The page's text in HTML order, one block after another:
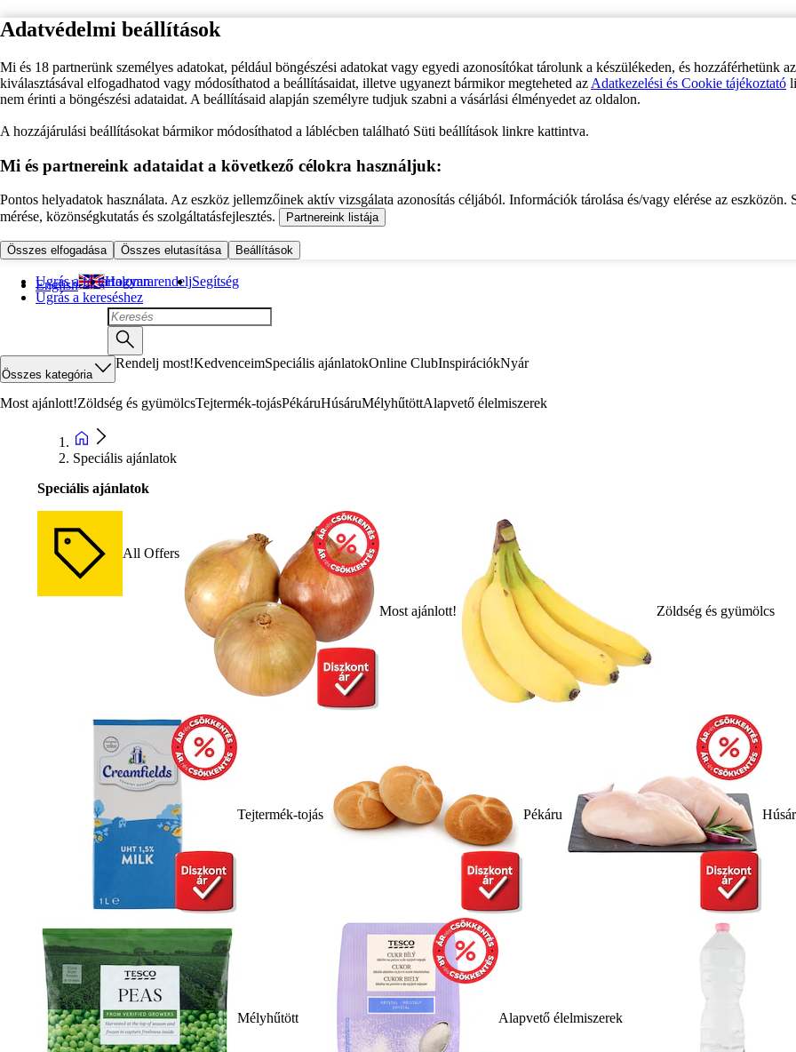
Adatvédelmi beállítások
Mi és 18 partnerünk személyes adatokat, például böngészési adatokat vagy egyedi azonosítókat tárolunk a készülékeden, és hozzáférhetünk
kiválasztásával elfogadhatod vagy módosíthatod a beállításaidat, illetve ugyanezt bármikor megteheted az Adatkezelési és Cookie tájékoztató
nem érinti a böngészési adataidat. A beállításaid alapján személyre tudjuk szabni a vásárlási élményedet az oldalon.
A hozzájárulási beállításokat bármikor módosíthatod a láblécben található Süti beállítások linkre kattintva.
Mi és partnereink adataidat a következő célokra használjuk:
Pontos helyadatok használata. Az eszköz jellemzőinek aktív vizsgálata azonosítás céljából. Információk tárolása és/vagy elérése az eszközön.
mérése, közönségkutatás és szolgáltatásfejlesztés.
Partnereink listája
Összes elfogadása Összes elutasítása Beállítások
Ugrás a fő tartalomra
Ugrás a kereséshez
English Hogyan rendeljSegítség
Összes kategória
Rendelj most!KedvenceimSpeciális ajánlatokOnline ClubInspirációkNyár
Most ajánlott!Zöldség és gyümölcsTejtermék-tojásPékáruHúsáruMélyhűtöttAlapvető élelmiszerek
Speciális ajánlatok
Speciális ajánlatok
All Offers
Most ajánlott! Zöldség és gyümölcs
Tejtermék-tojás Pékáru
Mélyhűtött Alapvető élelmiszerek